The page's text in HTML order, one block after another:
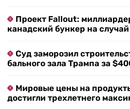
Проект Fallout:
канадский бункер на
Суд заморозил
бального зала Трампа за
Мировые цены на
достигли трехлетнего